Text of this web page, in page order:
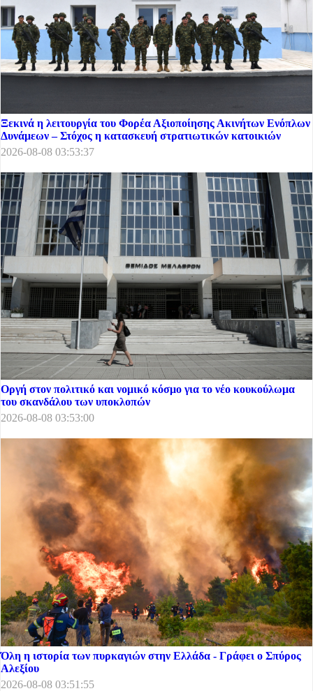
Ξεκινά η λειτουργία του Φορέα Αξιοποίησης Ακινήτων Ενόπλων
Δυνάμεων – Στόχος η κατασκευή στρατιωτικών κατοικιών
2026-08-08 03:53:37
Οργή στον πολιτικό και νομικό κόσμο για το νέο κουκούλωμα
του σκανδάλου των υποκλοπών
2026-08-08 03:53:00
Όλη η ιστορία των πυρκαγιών στην Ελλάδα - Γράφει ο Σπύρος
Αλεξίου
2026-08-08 03:51:55